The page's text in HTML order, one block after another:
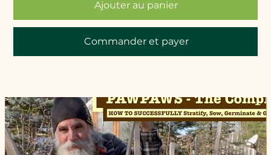
Ajouter au panier
Commander et payer